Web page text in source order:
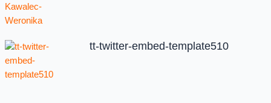
tt-twitter-embed-template510